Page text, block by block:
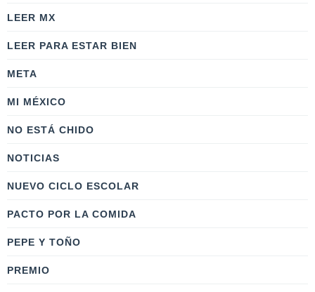
LEER MX
LEER PARA ESTAR BIEN
META
MI MÉXICO
NO ESTÁ CHIDO
NOTICIAS
NUEVO CICLO ESCOLAR
PACTO POR LA COMIDA
PEPE Y TOÑO
PREMIO